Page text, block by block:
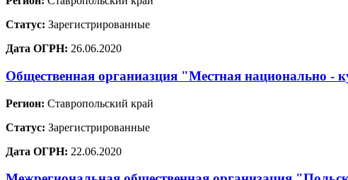
Статус: Зарегистрированные
Дата ОГРН: 26.06.2020
Общественная органиазция "Местная национально -
Регион: Ставропольский край
Статус: Зарегистрированные
Дата ОГРН: 22.06.2020